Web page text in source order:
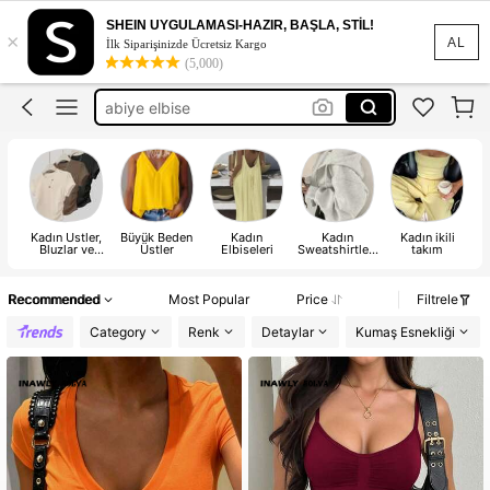
AL
×
SHEIN UYGULAMASI-HAZIR, BAŞLA, STİL!
İlk Siparişinizde Ücretsiz Kargo
(5,000)
elbise
abiye
abiye elbise
bikini
elbise
Kadın Üstler,
Bluzlar ve
Büyük Beden
Üstler
Kadın
Elbiseleri
Kadın
Sweatshirtleri
Kadın ikili
takım
Recommended Most Popular Price
Filtrele
Category
Renk Detaylar Kumaş Esnekliği